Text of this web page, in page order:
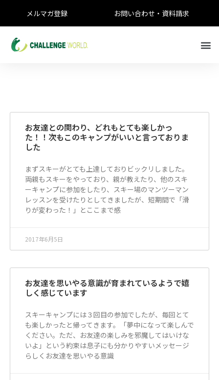
メルマガ登録 お問い合わせ・資料請求
お友達との関わり、どれもとても楽しかっ
た！！次もこのキャンプがいいと言っておりま
した
まずスキーがとても上達しておりビックリしました。
両親もスキーをやっており、親が教えたり、他のスキ
ーキャンプに参加をしたり、スキー場のマンツーマン
レッスンを受けたりとしてきましたが、短期間で「滑
りが変わった！」とここまで感
2017年6月5日
お友達を思いやる意識が育まれているようで嬉
しく感じています
スキーキャンプには３回目の参加でしたが、毎回とて
も楽しかったと帰ってきます。「夢中になって楽しんで
ください。ただ、お友達の楽しみを邪魔してはいけな
いよ」という約束は息子にも分かりやすいメッセージ
らしくお友達を思いやる意識